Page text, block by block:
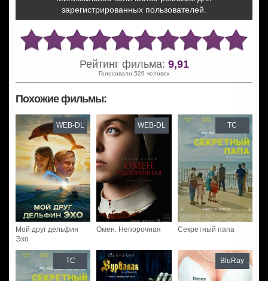
зарегистрированных пользователей.
Рейтинг фильма: 9,91
Голосовало 526 человек
Похожие фильмы:
Мой друг дельфин
Эхо
WEB-DL
Омен. Непорочная
WEB-DL
Секретный папа
TC
TC BluRay